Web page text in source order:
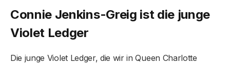
Connie Jenkins-Greig ist die junge
Violet Ledger
Die junge Violet Ledger, die wir in Queen Charlotte